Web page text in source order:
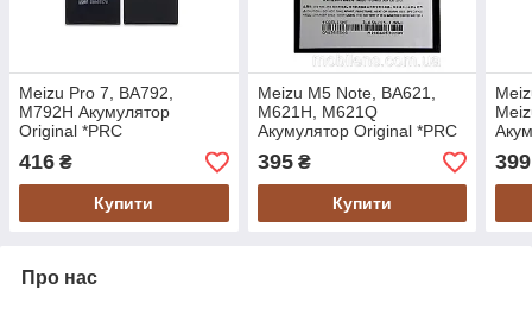
Meizu Pro 7, BA792,
M792H Акумулятор
Original *PRC
416 ₴
Купити
Meizu M5 Note, BA621,
M621H, M621Q
Акумулятор Original *PRC
395₴
Купити
399
Про нас